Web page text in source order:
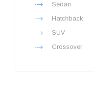
Sedan
Hatchback
SUV
Crossover